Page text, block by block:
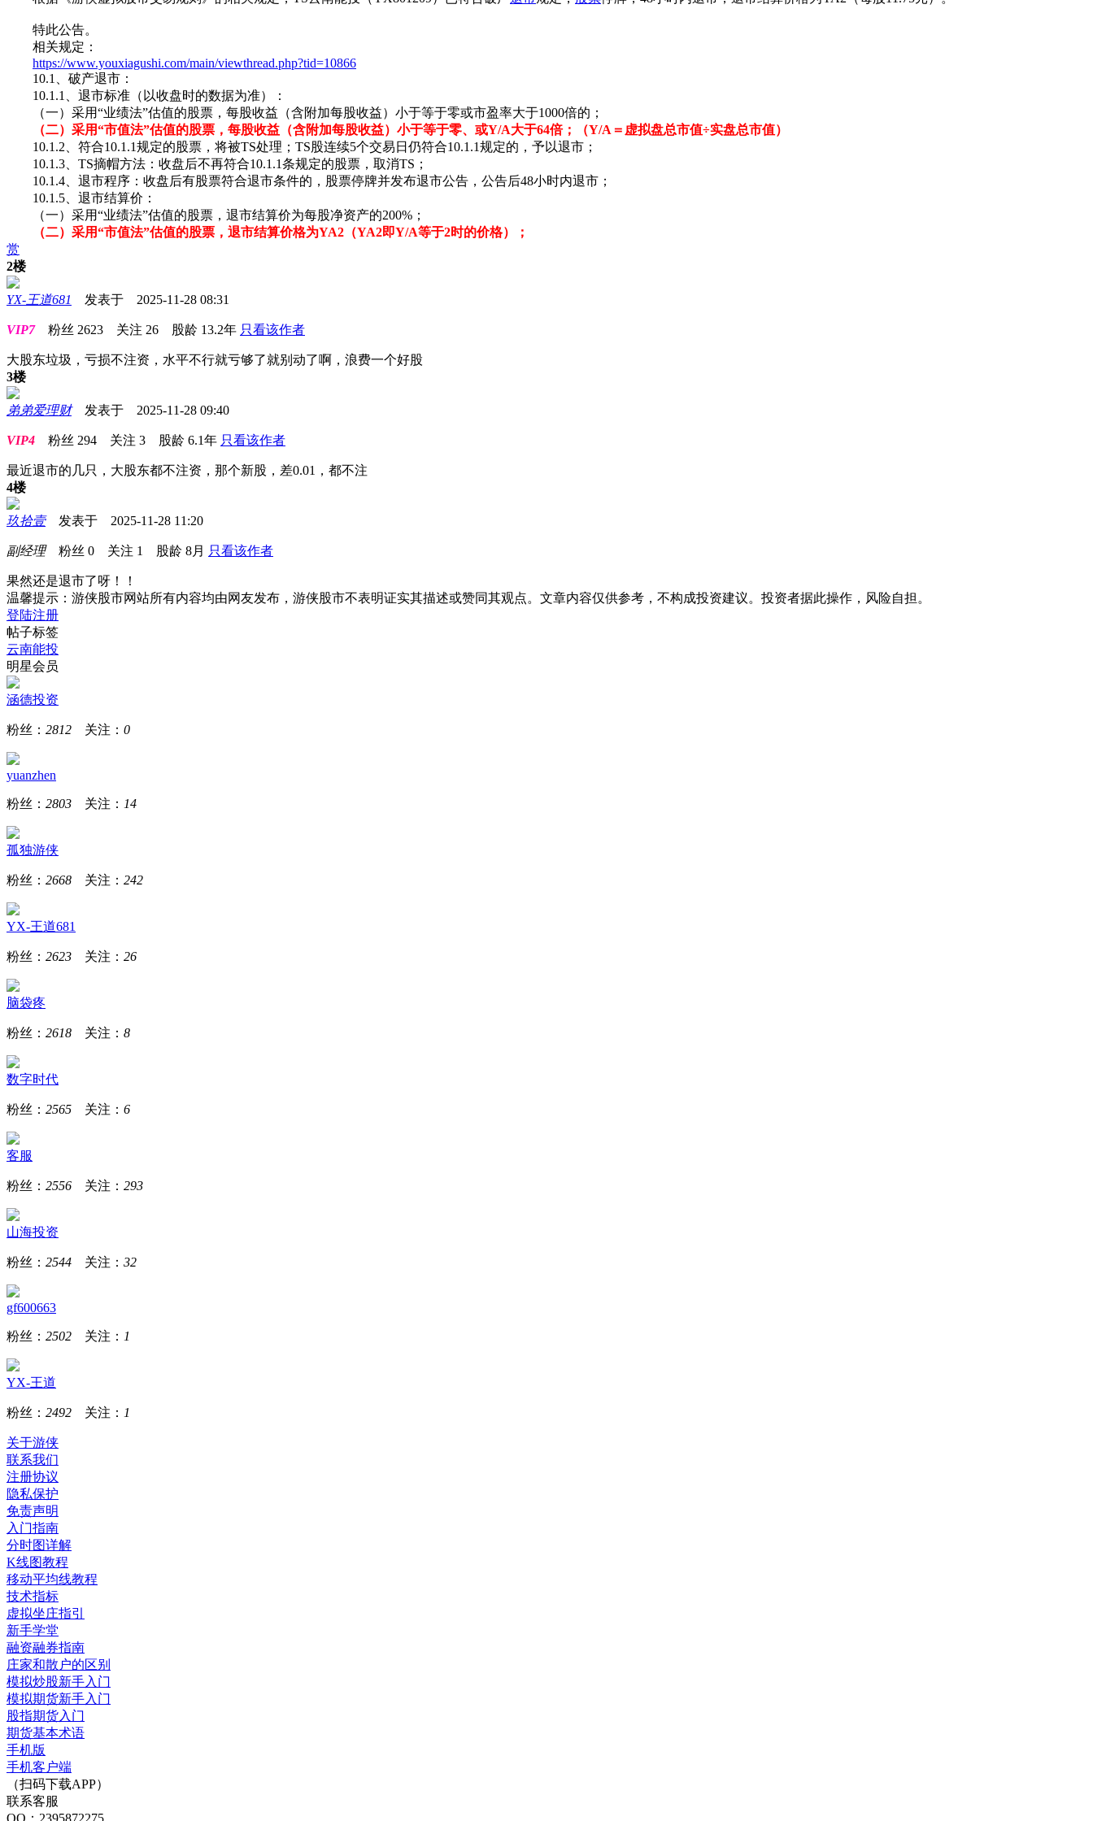
特此公告。
相关规定：
https://www.youxiagushi.com/main/viewthread.php?tid=10866
10.1、破产退市：
10.1.1、退市标准（以收盘时的数据为准）：
（一）采用“业绩法”估值的股票，每股收益（含附加每股收益）小于等于零或市盈率大于1000倍的；
（二）采用“市值法”估值的股票，每股收益（含附加每股收益）小于等于零、或Y/A大于64倍；（Y/A＝虚拟盘总市值÷实盘总市值）
10.1.2、符合10.1.1规定的股票，将被TS处理；TS股连续5个交易日仍符合10.1.1规定的，予以退市；
10.1.3、TS摘帽方法：收盘后不再符合10.1.1条规定的股票，取消TS；
10.1.4、退市程序：收盘后有股票符合退市条件的，股票停牌并发布退市公告，公告后48小时内退市；
10.1.5、退市结算价：
（一）采用“业绩法”估值的股票，退市结算价为每股净资产的200%；
（二）采用“市值法”估值的股票，退市结算价格为YA2（YA2即Y/A等于2时的价格）；
赏
2楼
YX-王道681 发表于 2025-11-28 08:31
VIP7粉丝 2623 关注 26 股龄 13.2年 只看该作者
大股东垃圾，亏损不注资，水平不行就亏够了就别动了啊，浪费一个好股
3楼
弟弟爱理财发表于 2025-11-28 09:40
VIP4 粉丝 294 关注 3 股龄 6.1年 只看该作者
最近退市的几只，大股东都不注资，那个新股，差0.01，都不注
4楼
玖拾壹发表于 2025-11-28 11:20
副经理粉丝 0 关注 1 股龄 8月 只看该作者
果然还是退市了呀！！
温馨提示：游侠股市网站所有内容均由网友发布，游侠股市不表明证实其描述或赞同其观点。文章内容仅供参考，不构成投资建议。投资者据此操作，风险自担。
登陆注册
帖子标签
云南能投
明星会员
涵德投资
粉丝： 2812 关注： 0
yuanzhen
粉丝： 2803 关注： 14
孤独游侠
粉丝： 2668 关注： 242
YX-王道681
粉丝： 2623 关注： 26
脑袋疼
粉丝： 2618 关注： 8
数字时代
粉丝： 2565 关注： 6
客服
粉丝： 2556 关注： 293
山海投资
粉丝： 2544 关注： 32
gf600663
粉丝： 2502 关注： 1
YX-王道
粉丝： 2492 关注： 1
关于游侠
联系我们
注册协议
隐私保护
免责声明
入门指南
分时图详解
K线图教程
移动平均线教程
技术指标
虚拟坐庄指引
新手学堂
融资融券指南
庄家和散户的区别
模拟炒股新手入门
模拟期货新手入门
股指期货入门
期货基本术语
手机版
手机客户端
（扫码下载APP）
联系客服
QQ：2395872275